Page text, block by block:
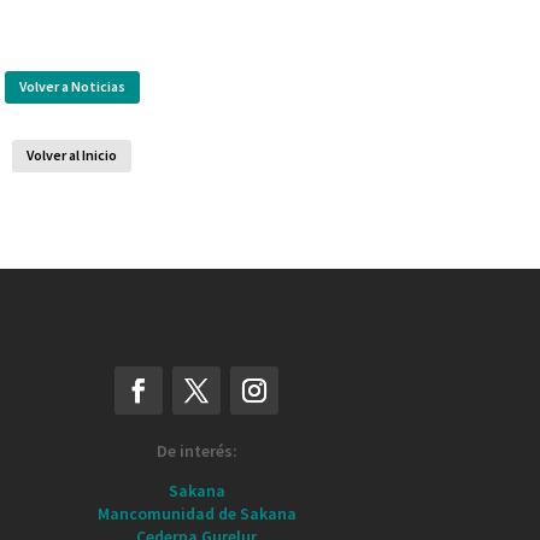
Volver a Noticias
Volver al Inicio
De interés:
Sakana
Mancomunidad de Sakana